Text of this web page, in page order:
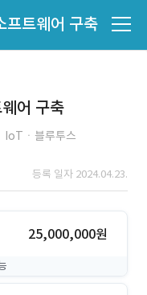
프트웨어 구축
어 구축
IoTㆍ블루투스
등록 일자 2024.04.23.
25,000,000원